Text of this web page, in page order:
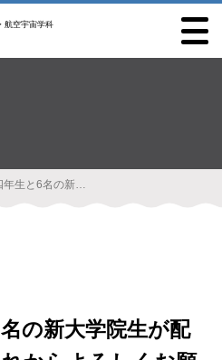
航空宇宙学科
8名の新四年生と6名の新大学院生が配属されました．これからよろしくお願いします．
の新大学院生が配